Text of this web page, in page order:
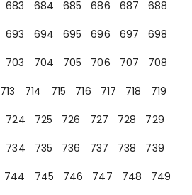
683 684 685 686 687
688
693 694 695 696 697
698
703 704 705 706 707
708
713 714 715 716 717 718
719
724 725 726 727 728
729
734 735 736 737 738
739
744 745 746 747 748
749